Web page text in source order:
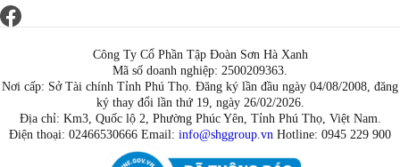
Công Ty Cổ Phần Tập Đoàn Sơn Hà Xanh
Mã số doanh nghiệp: 2500209363.
Nơi cấp: Sở Tài chính Tỉnh Phú Thọ. Đăng ký lần đầu ngày 04/08/2008, đăng
ký thay đổi lần thứ 19, ngày 26/02/2026.
Địa chỉ: Km3, Quốc lộ 2, Phường Phúc Yên, Tỉnh Phú Thọ, Việt Nam.
Điện thoại: 02466530666 Email: info@shggroup.vn Hotline: 0945 229 900